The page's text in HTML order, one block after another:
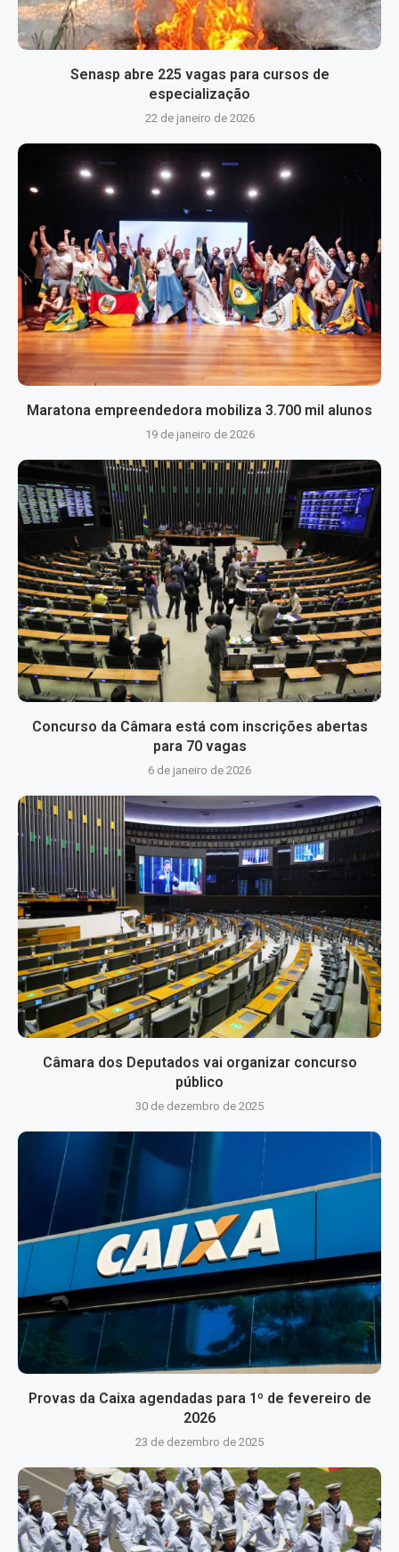
Senasp abre 225 vagas para cursos de
especialização
22 de janeiro de 2026
Maratona empreendedora mobiliza 3.700 mil alunos
19 de janeiro de 2026
Concurso da Câmara está com inscrições abertas
para 70 vagas
6 de janeiro de 2026
Câmara dos Deputados vai organizar concurso
público
30 de dezembro de 2025
Provas da Caixa agendadas para 1º de fevereiro de
2026
23 de dezembro de 2025